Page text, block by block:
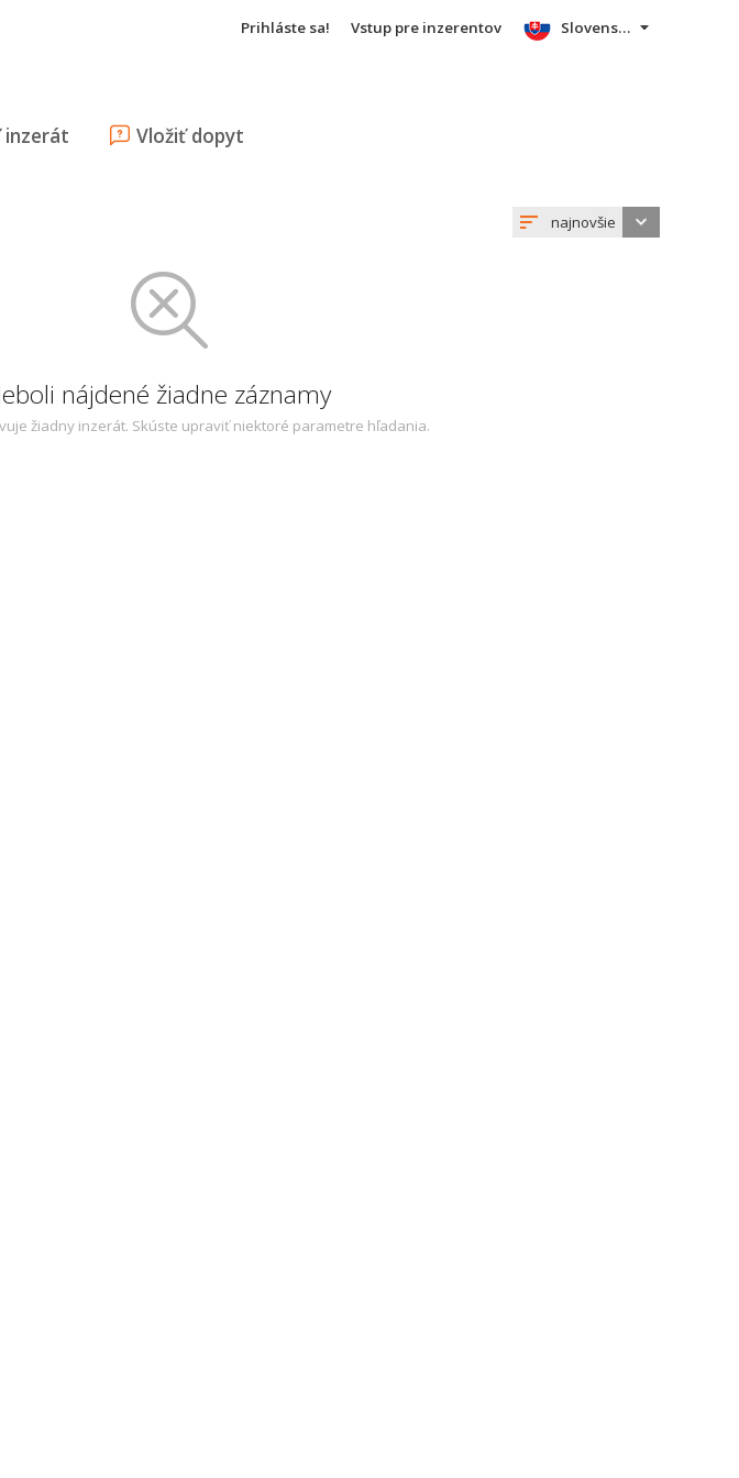
Prihláste sa! Vstup pre inzerentov
inzerát Vložiť dopyt
Slovensky
najnovšie
nájdené žiadne záznamy
žiadny inzerát. Skúste upraviť niektoré parametre hľadania.